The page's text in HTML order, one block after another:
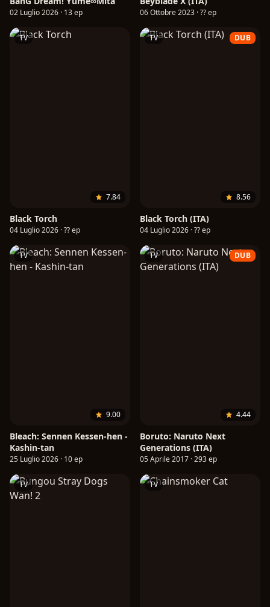
02 Luglio 2026 · 13 ep 06 Ottobre 2023 · ?? ep
TV
7.84
Black Torch
04 Luglio 2026 · ?? ep
TV DUB
8.56
Black Torch (ITA)
04 Luglio 2026 · ?? ep
TV
9.00
Bleach: Sennen Kessen-hen -
Kashin-tan
25 Luglio 2026 · 10 ep
TV DUB
4.44
Boruto: Naruto Next
Generations (ITA)
05 Aprile 2017 · 293 ep
TV TV